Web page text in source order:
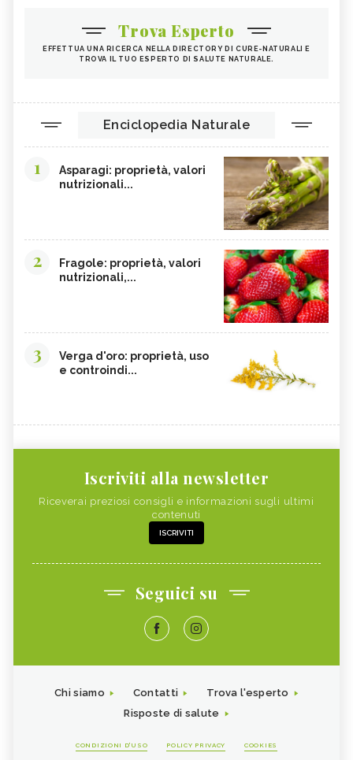
Trova Esperto
EFFETTUA UNA RICERCA NELLA DIRECTORY DI CURE-NATURALI E
TROVA IL TUO ESPERTO DI SALUTE NATURALE.
Enciclopedia Naturale
1
Asparagi: proprietà, valori
nutrizionali...
2
Fragole: proprietà, valori
nutrizionali,...
3
Verga d'oro: proprietà, uso
e controindi...
Iscriviti alla newsletter
Riceverai preziosi consigli e informazioni sugli ultimi
contenuti
ISCRIVITI
Seguici su
Chi siamo Contatti
Trova l'esperto
Risposte di salute
CONDIZIONI D'USO POLICY PRIVACY COOKIES